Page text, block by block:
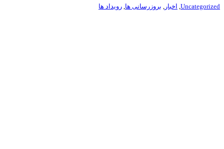
Uncategorized اخبار بروزرسانی ها رویداد ها